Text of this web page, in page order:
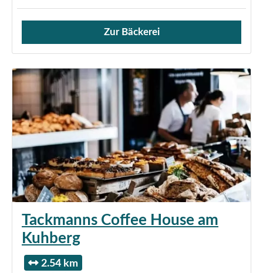
Verkauf von Brötchen,
Zur Bäckerei
Tackmanns Coffee House am
Kuhberg
2.54 km